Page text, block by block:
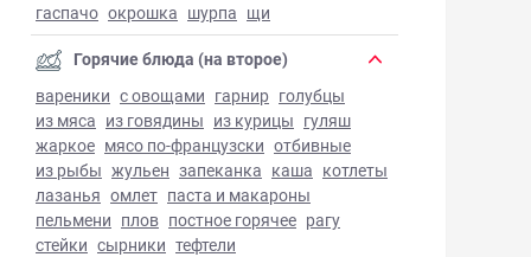
гаспачо окрошка шурпа щи
Горячие блюда (на второе)
вареники с овощами гарнир голубцы
из мяса из говядины из курицы гуляш
жаркое мясо по-французски отбивные
из рыбы жульен запеканка каша котлеты
лазанья омлет паста и макароны
пельмени плов постное горячее рагу
стейки сырники тефтели